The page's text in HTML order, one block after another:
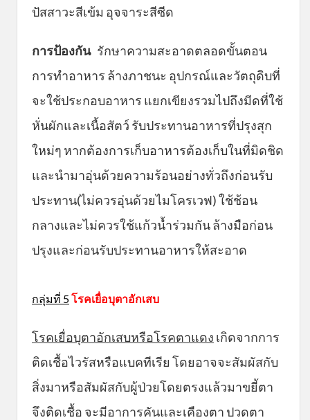
ปัสสาวะสีเข้ม อุจจาระสีซีด
การป้องกัน รักษาความสะอาดตลอดขั้นตอน
การทำอาหาร ล้างภาชนะ อุปกรณ์และวัตถุดิบที่
จะใช้ประกอบอาหาร แยกเขียงรวมไปถึงมีดที่ใช้
หั่นผักและเนื้อสัตว์ รับประทานอาหารที่ปรุงสุก
ใหม่ๆ หากต้องการเก็บอาหารต้องเก็บในที่มิดชิด
และนำมาอุ่นด้วยความร้อนอย่างทั่วถึงก่อนรับ
ประทาน(ไม่ควรอุ่นด้วยไมโครเวฟ) ใช้ช้อน
กลางและไม่ควรใช้แก้วน้ำร่วมกัน ล้างมือก่อน
ปรุงและก่อนรับประทานอาหารให้สะอาด
กลุ่มที่ 5โรคเยื่อบุตาอักเสบ
โรคเยื่อบุตาอักเสบหรือโรคตาแดง เกิดจากการ
ติดเชื้อไวรัสหรือแบคทีเรีย โดยอาจจะสัมผัสกับ
สิ่งมาหรือสัมผัสกับผู้ป่วยโดยตรงแล้วมาขยี้ตา
จึงติดเชื้อ จะมีอาการคันและเคืองตา ปวดตา